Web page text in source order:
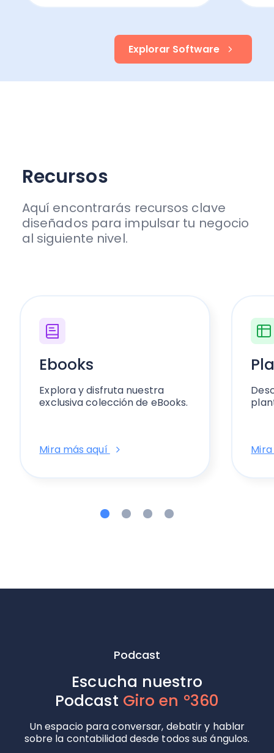
Explorar Software
Recursos
Aquí encontrarás recursos clave
diseñados para impulsar tu negocio
al siguiente nivel.
Ebooks
Explora y disfruta nuestra
exclusiva colección de eBooks.
Mira más aquí
Podcast
Escucha nuestro
Podcast Giro en °360
Un espacio para conversar, debatir y hablar
sobre la contabilidad desde todos sus ángulos.